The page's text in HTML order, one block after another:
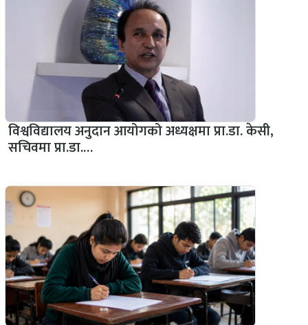
विश्वविद्यालय अनुदान आयोगको अध्यक्षमा प्रा.डा. केसी,
सचिवमा प्रा.डा.…